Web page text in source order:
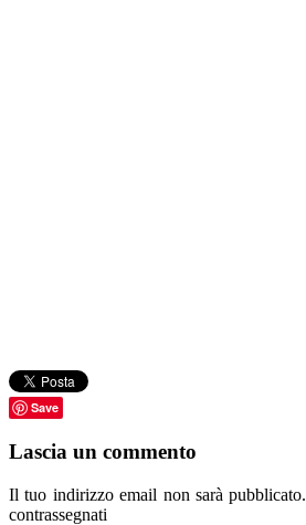
Save
Lascia un commento
Il tuo indirizzo email non sarà pubblicato.
contrassegnati